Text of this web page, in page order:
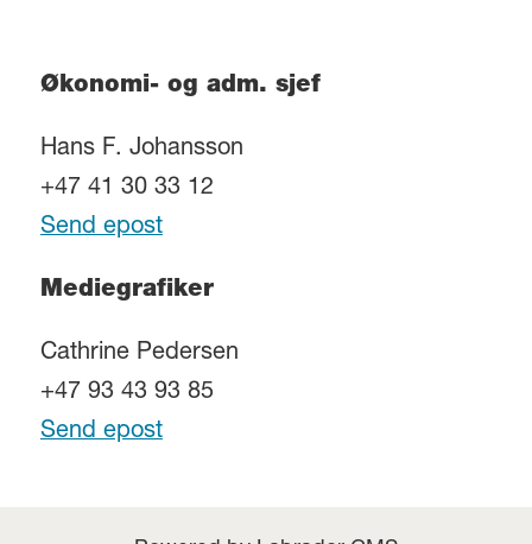
Økonomi- og adm. sjef
Hans F. Johansson
+47 41 30 33 12
Send epost
Mediegrafiker
Cathrine Pedersen
+47 93 43 93 85
Send epost